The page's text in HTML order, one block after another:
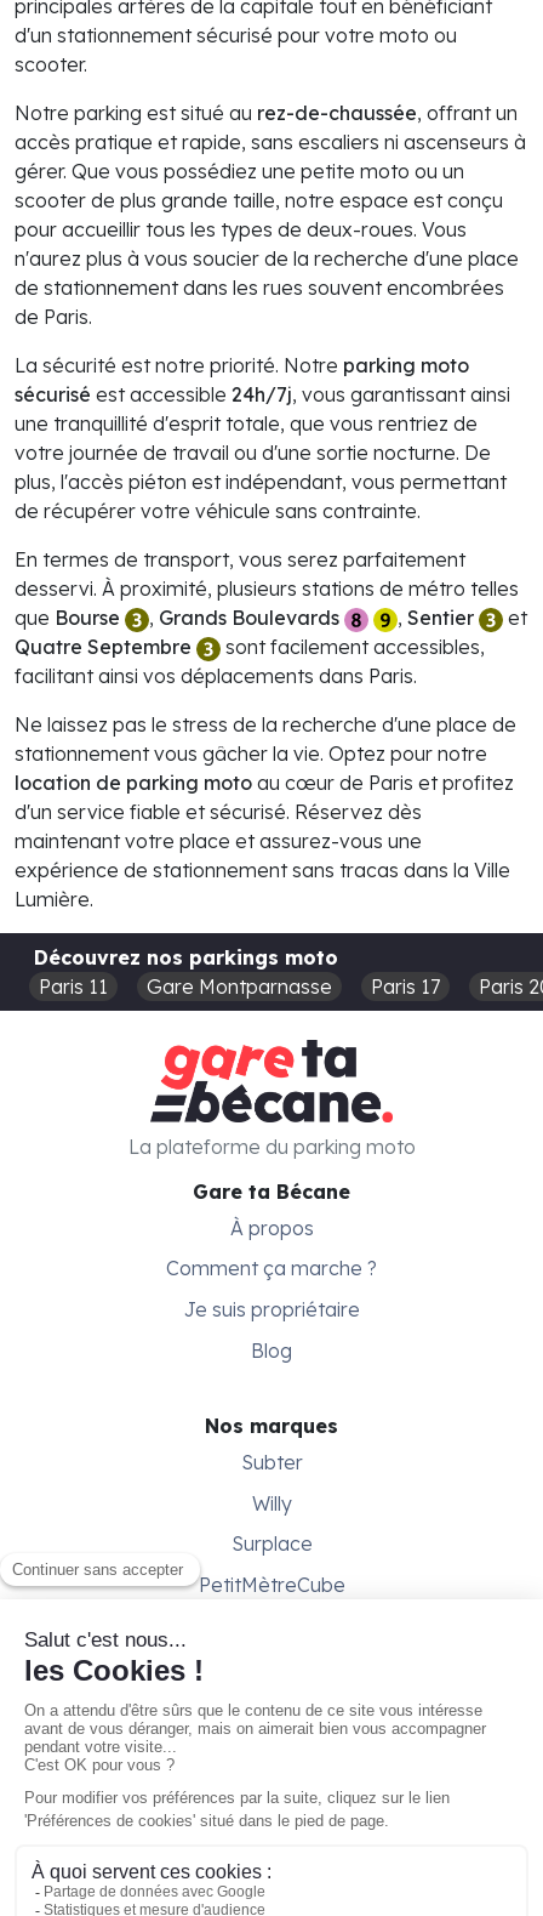
principales artères de la capitale tout en bénéficiant
d'un stationnement sécurisé pour votre moto ou
scooter.
Notre parking est situé au rez-de-chaussée, offrant un
accès pratique et rapide, sans escaliers ni ascenseurs à
gérer. Que vous possédiez une petite moto ou un
scooter de plus grande taille, notre espace est conçu
pour accueillir tous les types de deux-roues. Vous
n'aurez plus à vous soucier de la recherche d'une place
de stationnement dans les rues souvent encombrées
de Paris.
La sécurité est notre priorité. Notre parking moto
sécurisé est accessible 24h/7j, vous garantissant ainsi
une tranquillité d'esprit totale, que vous rentriez de
votre journée de travail ou d'une sortie nocturne. De
plus, l'accès piéton est indépendant, vous permettant
de récupérer votre véhicule sans contrainte.
En termes de transport, vous serez parfaitement
desservi. À proximité, plusieurs stations de métro telles
que Bourse , Grands Boulevards , Sentier
et
Quatre Septembre
sont facilement accessibles,
facilitant ainsi vos déplacements dans Paris.
Ne laissez pas le stress de la recherche d'une place de
stationnement vous gâcher la vie. Optez pour notre
location de parking moto au cœur de Paris et profitez
d'un service fiable et sécurisé. Réservez dès
maintenant votre place et assurez-vous une
expérience de stationnement sans tracas dans la Ville
Lumière.
Découvrez nos parkings moto
Paris 11
Gare Montparnasse Paris 17 Paris
Gare ta Bécane
À propos
Comment ça marche ?
Je suis propriétaire
Blog
Nos marques
Subter
Willy
Surplace
PetitMètreCube
Besoin d'aide ?
Conditions générales
Gestion des cookies
La plateforme du parking moto